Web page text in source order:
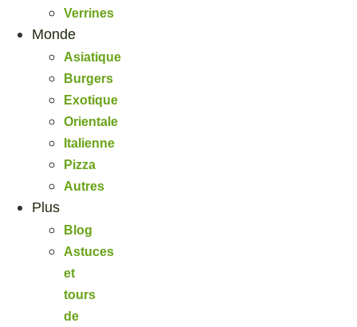
Verrines
Monde
Asiatique
Burgers
Exotique
Orientale
Italienne
Pizza
Autres
Plus
Blog
Astuces
et
tours
de